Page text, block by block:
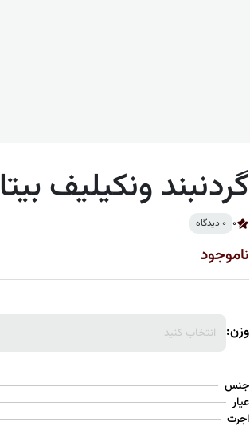
گردنبند ونکیلیف بیتا
0 0 دیدگاه
ناموجود
وزن: انتخاب کنید
جنس
عیار
اجرت